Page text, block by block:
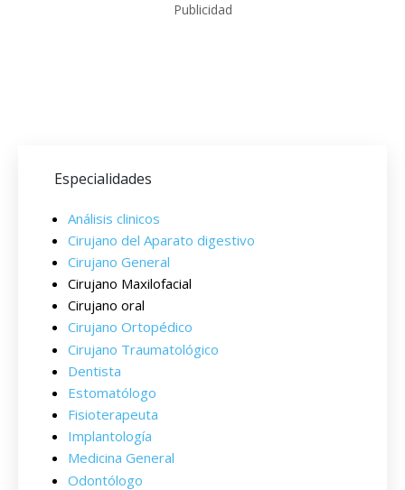
Publicidad
Especialidades
Análisis clinicos
Cirujano del Aparato digestivo
Cirujano General
Cirujano Maxilofacial
Cirujano oral
Cirujano Ortopédico
Cirujano Traumatológico
Dentista
Estomatólogo
Fisioterapeuta
Implantología
Medicina General
Odontólogo